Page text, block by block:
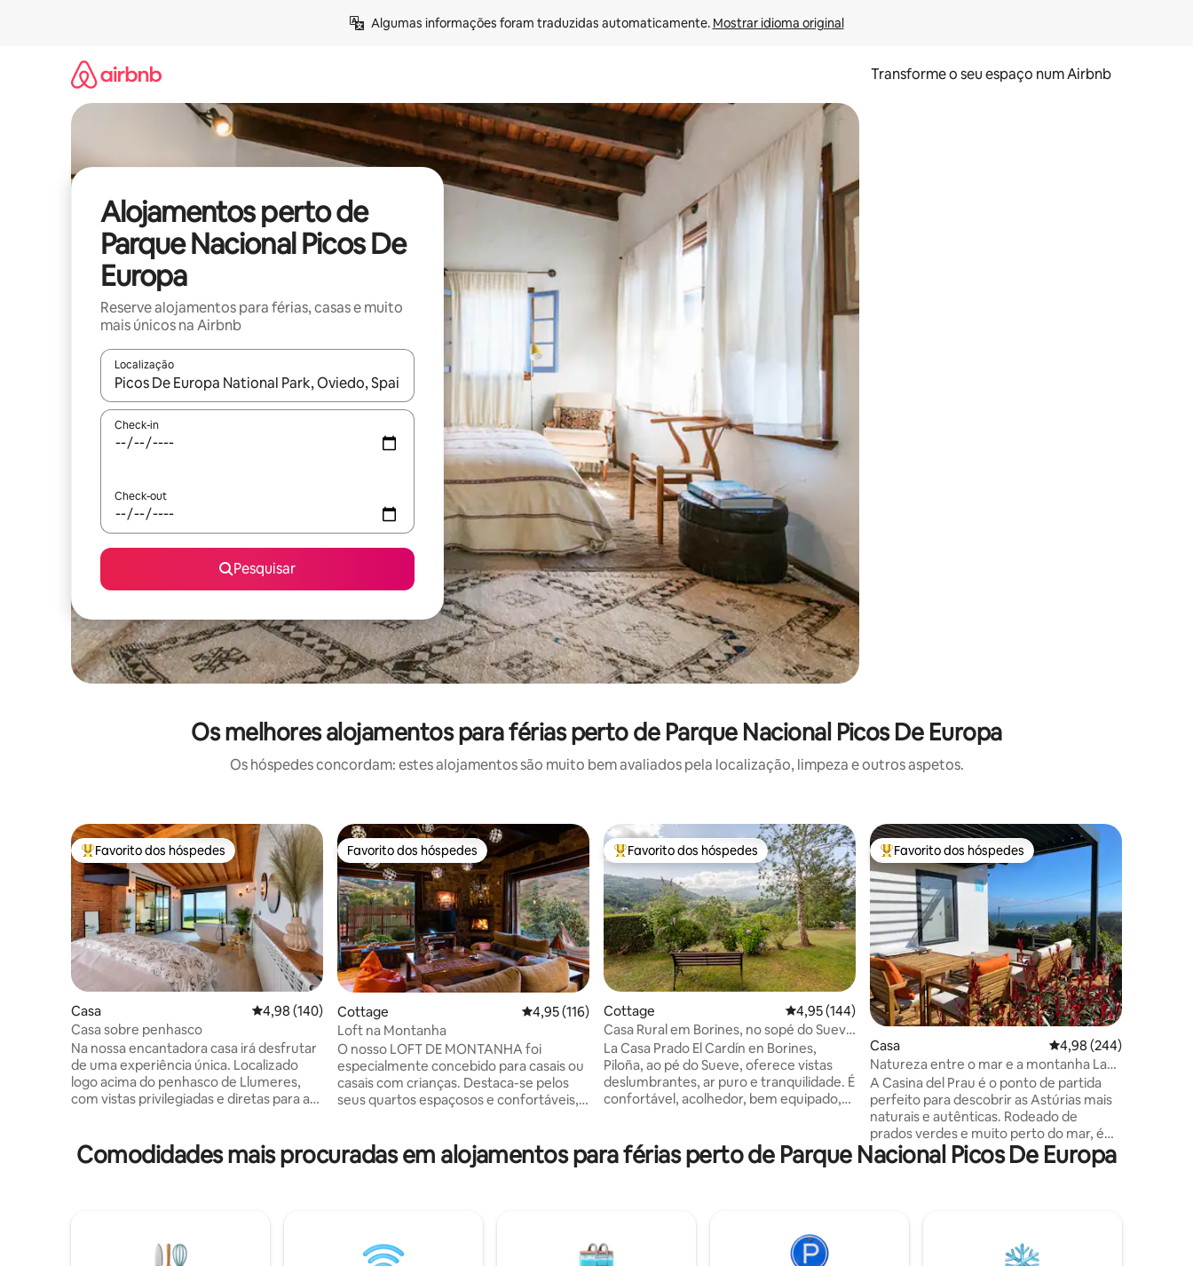
Algumas informações foram traduzidas automaticamente. Mostrar idioma original
Transforme o seu espaço num Airbnb
Alojamentos perto de
Parque Nacional Picos De
Europa
Reserve alojamentos para férias, casas e muito
mais únicos na Airbnb
Localização
Quando os resultados estiverem disponíveis, navegue com as teclas de seta para cima e para baixo ou explore com gestos de toque ou deslize.
Check-in
Check-out
Pesquisar
Os melhores alojamentos para férias perto de Parque Nacional Picos De Europa
Os hóspedes concordam: estes alojamentos são muito bem avaliados pela localização, limpeza e outros aspetos.
Favoritos dos hóspedes mais apreciados
Favorito dos hóspedes
Casa Classificação média de 4,98 em 5 estrelas, 140avaliações
4,98 (140)
Casa sobre penhasco
Na nossa encantadora casa irá desfrutar
de uma experiência única. Localizado
logo acima do penhasco de Llumeres,
com vistas privilegiadas e diretas para as
Astúrias. É composto por uma espaçosa
sala de estar e cozinha totalmente
integrada e incríveis vistas para o mar. O
Favorito dos hóspedes
Favorito dos hóspedes
Cottage Classificação média de 4,95 em 5 estrelas, 116avaliações
4,95 (116)
Loft na Montanha
O nosso LOFT DE MONTANHA foi
especialmente concebido para casais ou
casais com crianças. Destaca-se pelos
seus quartos espaçosos e confortáveis,
vistas panorâmicas. - Cozinha
totalmente equipada. - Cama de casal
- Piscina de pedra natural com zona de
Favoritos dos hóspedes mais apreciados
Favorito dos hóspedes
Cottage Classificação média de 4,95 em 5 estrelas, 144avaliações
4,95 (144)
Casa Rural em Borines, no sopé do Sueve
com vista
La Casa Prado El Cardín en Borines,
Piloña, ao pé do Sueve, oferece vistas
deslumbrantes, ar puro e tranquilidade. É
confortável, acolhedor, bem equipado,
para animais de estimação,
espreguiçadeiras, varanda, gazebo ao ar
Covadonga ficam a apenas 30-45
minutos de carro. Um lugar perfeito para
Favoritos dos hóspedes mais apreciados
Favorito dos hóspedes
Casa Classificação média
4,98 (244)
Natureza entre o mar e a montanha La
Casina del Prau
A Casina del Prau é o ponto de partida
perfeito para descobrir as Astúrias mais
naturais e autênticas. Rodeado de
prados verdes e muito perto do mar, é
ideal para os amantes de caminhadas,
surf e gastronomia local, com acesso
restaurantes tradicionais e de
Comodidades mais procuradas em alojamentos para férias perto de Parque Nacional Picos De Europa